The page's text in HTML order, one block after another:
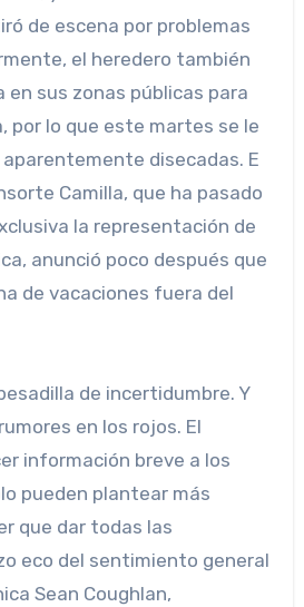
de escena por problemas
el heredero también
en sus zonas públicas para
por lo que este martes se le
disecadas. E
Camilla, que ha pasado
la representación de
anunció poco después que
de vacaciones fuera del
de incertidumbre. Y
en los rojos. El
información breve a los
pueden plantear más
que dar todas las
eco del sentimiento general
Sean Coughlan,